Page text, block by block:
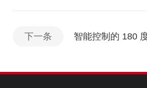
下一条 智能控制的 180